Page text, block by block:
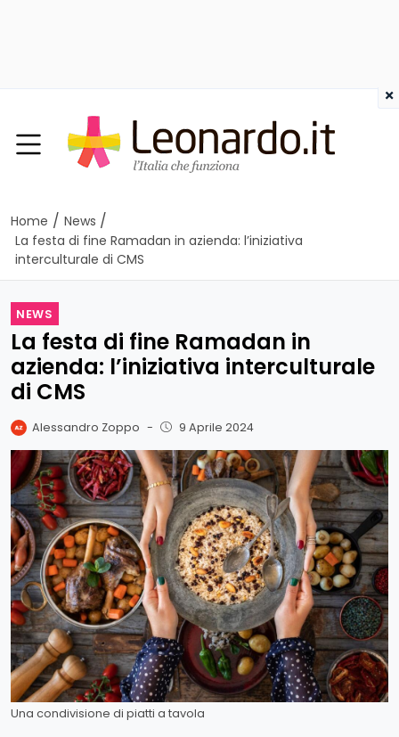
Home / News /
La festa di fine Ramadan in azienda: l’iniziativa
interculturale di CMS
NEWS
La festa di fine Ramadan in
azienda: l’iniziativa interculturale
di CMS
Alessandro Zoppo - 9 Aprile 2024
Una condivisione di piatti a tavola
×